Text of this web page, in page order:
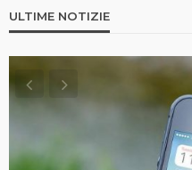
ULTIME NOTIZIE